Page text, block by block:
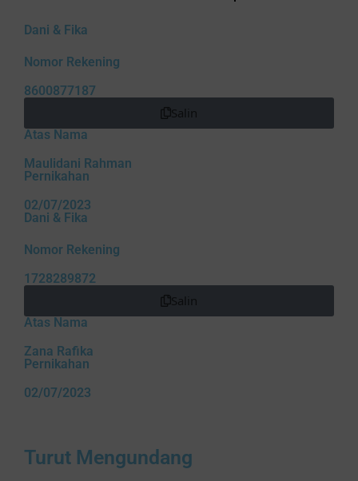
Dani & Fika
Nomor Rekening
8600877187
Salin
Atas Nama
Maulidani Rahman
Pernikahan
02/07/2023
Dani & Fika
Nomor Rekening
1728289872
Salin
Atas Nama
Zana Rafika
Pernikahan
02/07/2023
Turut Mengundang